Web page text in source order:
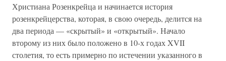
Христиана Розенкрейца и начинается история
розенкрейцерства, которая, в свою очередь, делится на
два периода — «скрытый» и «открытый». Начало
второму из них было положено в 10-х годах XVII
столетия, то есть примерно по истечении указанного в